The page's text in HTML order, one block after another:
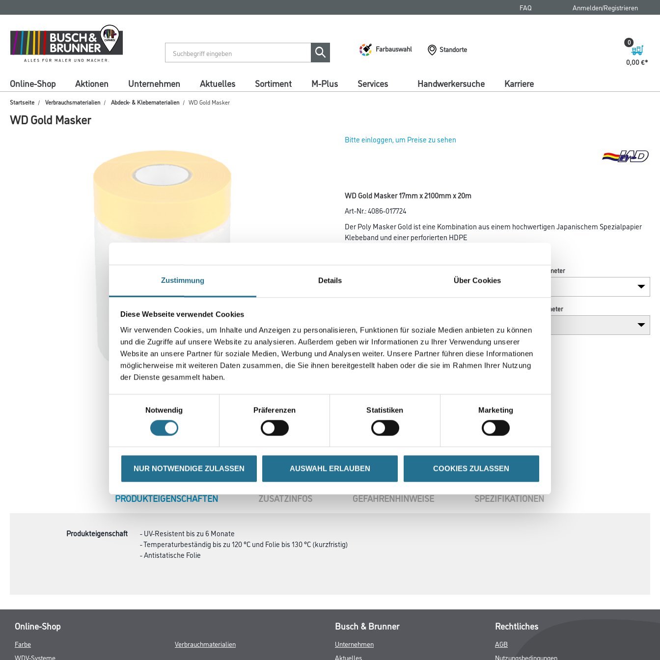
Zustimmung Details Über Cookies
Diese Webseite verwendet Cookies
Wir verwenden Cookies, um Inhalte und Anzeigen zu personalisieren, Funktionen für soziale Medien anbieten zu können
und die Zugriffe auf unsere Website zu analysieren. Außerdem geben wir Informationen zu Ihrer Verwendung unserer
Website an unsere Partner für soziale Medien, Werbung und Analysen weiter. Unsere Partner führen diese Informationen
möglicherweise mit weiteren Daten zusammen, die Sie ihnen bereitgestellt haben oder die sie im Rahmen Ihrer Nutzung
der Dienste gesammelt haben.
Notwendig
Präferenzen Statistiken Marketing
NUR NOTWENDIGE ZULASSEN AUSWAHL ERLAUBEN COOKIES ZULASSEN
springen
springen
FAQ Anmelden/Registrieren
Farbauswahl
Standorte
0,00 €
0
Online-Shop Aktionen Unternehmen Aktuelles Sortiment M-Plus Services Handwerkersuche Karriere
Startseite Verbrauchsmaterialien Abdeck- & Klebematerialien WD Gold Masker
WD Gold Masker
Bitte einloggen, um Preise zu sehen
WD Gold Masker 17mm x 2100mm x 20m
Art-Nr.:4086-017724
Der Poly Masker Gold ist eine Kombination aus einem hochwertigen Japanischem Spezialpapier
Klebeband und einer perforierten HDPE
Länge in Millimeter
Höhe in millimeter
Durchmesser in millimeter
Umrechnungsfaktoren
CURRENT
PRODUKTEIGENSCHAFTEN ZUSATZINFOS GEFAHRENHINWEISE SPEZIFIKATIONEN
Produkteigenschaft
- UV-Resistent bis zu 6 Monate
- Temperaturbeständig bis zu 120 °C und Folie bis 130 °C (kurzfristig)
- Antistatische Folie
Online-Shop
Farbe
WDV-Systeme
Verbrauchmaterialien
Busch & Brunner
Unternehmen
Aktuelles
Rechtliches
AGB
Nutzungsbedingungen